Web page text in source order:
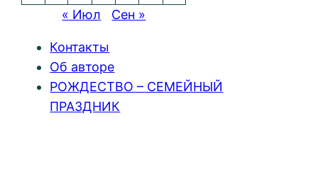
« Июл
Сен »
Контакты
Об авторе
РОЖДЕСТВО – СЕМЕЙНЫЙ
ПРАЗДНИК